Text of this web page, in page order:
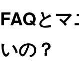
FAQと
いの？